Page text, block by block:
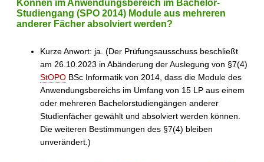
Können im Anwendungsbereich im Bachelor-
Studiengang (SPO 2014) Module aus mehreren
anderer Fächer absolviert werden?
Kurze Anwort: ja. (Der Prüfungsausschuss beschließt
am 26.10.2023 in Abänderung der Auslegung von §7(4)
StOPO BSc Informatik von 2014, dass die Module des
Anwendungsbereichs im Umfang von 15 LP aus einem
oder mehreren Bachelorstudiengängen anderer
Studienfächer gewählt und absolviert werden können.
Die weiteren Bestimmungen des §7(4) bleiben
unverändert.)